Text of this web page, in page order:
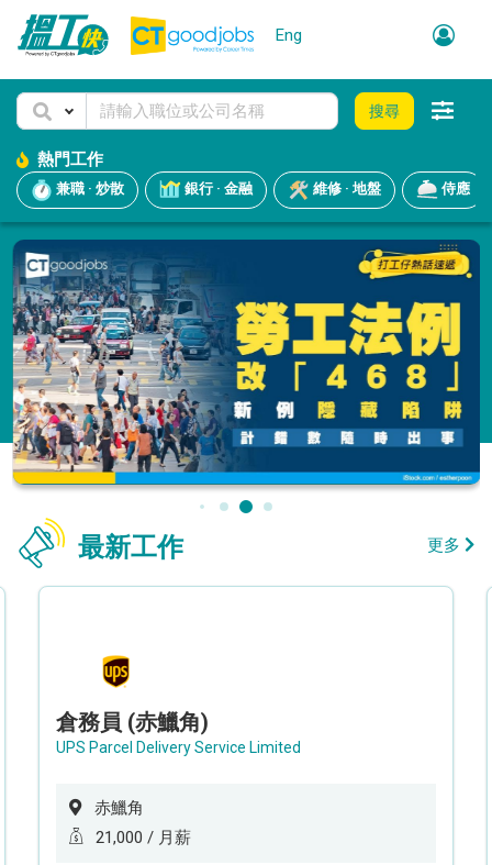
Eng
搜尋
熱門工作
兼職 · 炒散 銀行 · 金融 維修 · 地盤 侍應
最新工作 更多
倉務員 (赤鱲角)
UPS Parcel Delivery Service Limited
赤鱲角
21,000 / 月薪